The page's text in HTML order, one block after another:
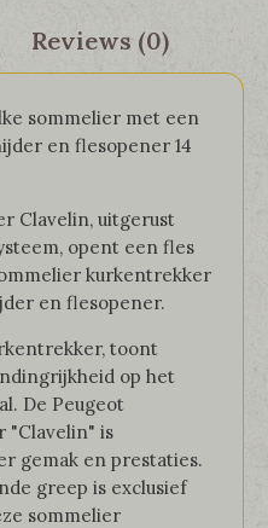
Reviews (0)
sommelier met een
en flesopener 14
Clavelin, uitgerust
opent een fles
kurkentrekker
en flesopener.
toont
op het
De Peugeot
"Clavelin" is
gemak en prestaties.
greep is exclusief
sommelier